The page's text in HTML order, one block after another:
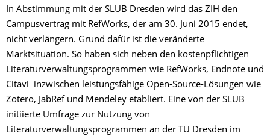
In Abstimmung mit der SLUB Dresden wird das ZIH den
Campusvertrag mit RefWorks, der am 30. Juni 2015 endet,
nicht verlängern. Grund dafür ist die veränderte
Marktsituation. So haben sich neben den kostenpflichtigen
Literaturverwaltungsprogrammen wie RefWorks, Endnote und
Citavi inzwischen leistungsfähige Open-Source-Lösungen wie
Zotero, JabRef und Mendeley etabliert. Eine von der SLUB
initiierte Umfrage zur Nutzung von
Literaturverwaltungsprogrammen an der TU Dresden im